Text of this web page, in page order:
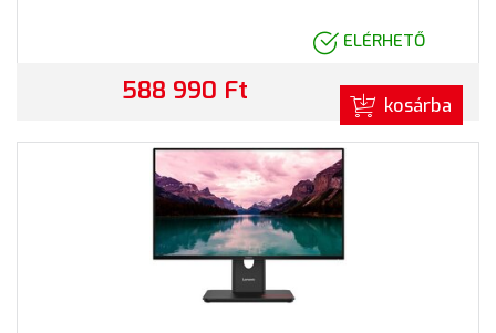
ELÉRHETŐ
588 990 Ft kosárba